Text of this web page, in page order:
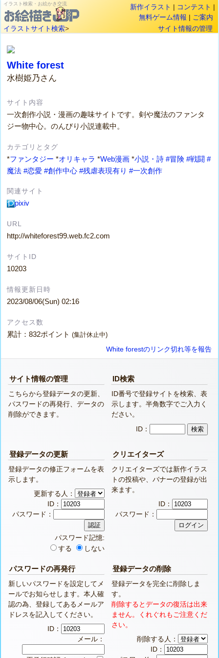
イラスト検索・お絵かき交流 新作イラスト | コンテスト |
無料ゲーム情報 | ご案内
イラストサイト検索> サイト情報の管理
White forest
水樹姫乃さん
サイト内容
一次創作小説・漫画の趣味サイトです。剣や魔法のファンタ
ジー物中心。のんびり小説連載中。
カテゴリとタグ
*ファンタジー *オリキャラ *Web漫画 *小説・詩 #冒険 #戦闘 #
魔法 #恋愛 #創作中心 #残虐表現有り #一次創作
関連サイト
pixiv
URL
http://whiteforest99.web.fc2.com
サイトID
10203
情報更新日時
2023/08/06(Sun) 02:16
アクセス数
累計：832ポイント(集計休止中)
White forestのリンク切れ等を報告
サイト情報の管理
こちらから登録データの更新、
パスワードの再発行、データの
削除ができます。
ID検索
ID番号で登録サイトを検索、表
示します。半角数字でご入力く
ださい。
ID：
登録データの更新
登録データの修正フォームを表
示します。
更新する人：
ID：
パスワード：
パスワード記憶:
する
しない
クリエイターズ
クリエイターズでは新作イラス
トの投稿や、バナーの登録が出
来ます。
ID：
パスワード：
パスワードの再発行
新しいパスワードを設定してメ
ールでお知らせします。本人確
認の為、登録してあるメールア
ドレスを記入してください。
ID：
メール：
登録データの削除
登録データを完全に削除しま
す。
削除するとデータの復活は出来
ません。くれぐれもご注意くだ
さい。
削除する人：
ID：